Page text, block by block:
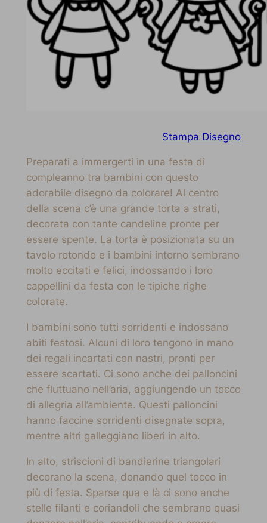
Stampa Disegno
Preparati a immergerti in una festa di
compleanno tra bambini con questo
adorabile disegno da colorare! Al centro
della scena c’è una grande torta a strati,
decorata con tante candeline pronte per
essere spente. La torta è posizionata su un
tavolo rotondo e i bambini intorno sembrano
molto eccitati e felici, indossando i loro
cappellini da festa con le tipiche righe
colorate.
I bambini sono tutti sorridenti e indossano
abiti festosi. Alcuni di loro tengono in mano
dei regali incartati con nastri, pronti per
essere scartati. Ci sono anche dei palloncini
che fluttuano nell’aria, aggiungendo un tocco
di allegria all’ambiente. Questi palloncini
hanno faccine sorridenti disegnate sopra,
mentre altri galleggiano liberi in alto.
In alto, striscioni di bandierine triangolari
decorano la scena, donando quel tocco in
più di festa. Sparse qua e là ci sono anche
stelle filanti e coriandoli che sembrano quasi